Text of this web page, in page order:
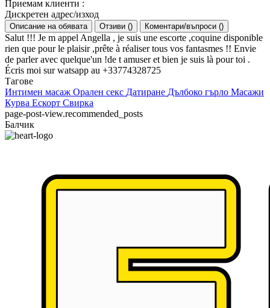
Приемам клиенти :
Дискретен адрес/изход
Описание на обявата Отзиви () Коментари/въпроси ()
Salut !!! Je m appel Angella , je suis une escorte ,coquine disponible
rien que pour le plaisir ,prête à réaliser tous vos fantasmes !! Envie
de parler avec quelque'un !de t amuser et bien je suis là pour toi .
Écris moi sur watsapp au +33774328725
Тагове
Интимен масаж Орален секс Датиране Дълбоко гърло Масажи
Курва Ескорт Свирка
page-post-view.recommended_posts
Балчик